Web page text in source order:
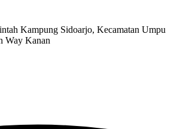
Kampung Sidoarjo, Kecamatan Umpu
Way Kanan